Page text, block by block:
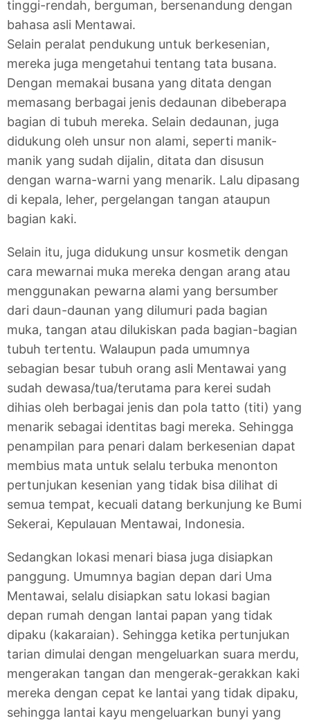
tinggi-rendah, berguman, bersenandung dengan
bahasa asli Mentawai.
Selain peralat pendukung untuk berkesenian,
mereka juga mengetahui tentang tata busana.
Dengan memakai busana yang ditata dengan
memasang berbagai jenis dedaunan dibeberapa
bagian di tubuh mereka. Selain dedaunan, juga
didukung oleh unsur non alami, seperti manik-
manik yang sudah dijalin, ditata dan disusun
dengan warna-warni yang menarik. Lalu dipasang
di kepala, leher, pergelangan tangan ataupun
bagian kaki.
Selain itu, juga didukung unsur kosmetik dengan
cara mewarnai muka mereka dengan arang atau
menggunakan pewarna alami yang bersumber
dari daun-daunan yang dilumuri pada bagian
muka, tangan atau dilukiskan pada bagian-bagian
tubuh tertentu. Walaupun pada umumnya
sebagian besar tubuh orang asli Mentawai yang
sudah dewasa/tua/terutama para kerei sudah
dihias oleh berbagai jenis dan pola tatto (titi) yang
menarik sebagai identitas bagi mereka. Sehingga
penampilan para penari dalam berkesenian dapat
membius mata untuk selalu terbuka menonton
pertunjukan kesenian yang tidak bisa dilihat di
semua tempat, kecuali datang berkunjung ke Bumi
Sekerai, Kepulauan Mentawai, Indonesia.
Sedangkan lokasi menari biasa juga disiapkan
panggung. Umumnya bagian depan dari Uma
Mentawai, selalu disiapkan satu lokasi bagian
depan rumah dengan lantai papan yang tidak
dipaku (kakaraian). Sehingga ketika pertunjukan
tarian dimulai dengan mengeluarkan suara merdu,
mengerakan tangan dan mengerak-gerakkan kaki
mereka dengan cepat ke lantai yang tidak dipaku,
sehingga lantai kayu mengeluarkan bunyi yang